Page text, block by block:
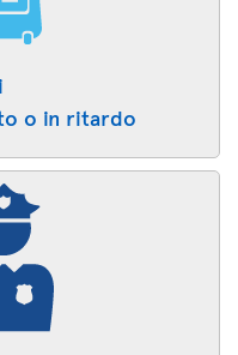
o in ritardo